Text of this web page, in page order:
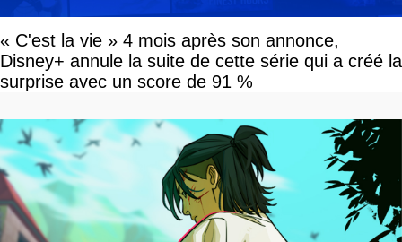
« C'est la vie » 4 mois après son annonce,
Disney+ annule la suite de cette série qui a créé la
surprise avec un score de 91 %